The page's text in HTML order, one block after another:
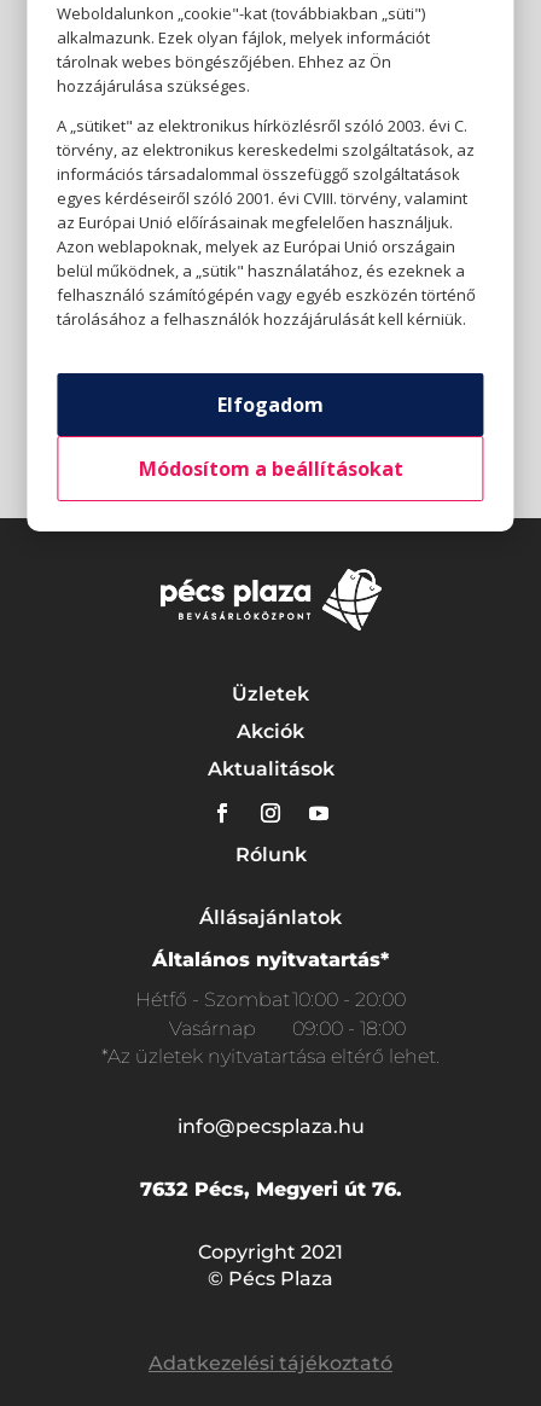
Üzletek
Akciók
Aktualitások
Rólunk
Állásajánlatok
Általános nyitvatartás*
Hétfő - Szombat10:00 - 20:00
Vasárnap
09:00 - 18:00
*Az üzletek nyitvatartása eltérő lehet.
info@pecsplaza.hu
7632 Pécs, Megyeri út 76.
Copyright 2021
© Pécs Plaza
Adatkezelési tájékoztató
Weboldalunkon „cookie"-kat (továbbiakban „süti")
alkalmazunk. Ezek olyan fájlok, melyek információt
tárolnak webes böngészőjében. Ehhez az Ön
hozzájárulása szükséges.
A „sütiket" az elektronikus hírközlésről szóló 2003. évi C.
törvény, az elektronikus kereskedelmi szolgáltatások, az
információs társadalommal összefüggő szolgáltatások
egyes kérdéseiről szóló 2001. évi CVIII. törvény, valamint
az Európai Unió előírásainak megfelelően használjuk.
Azon weblapoknak, melyek az Európai Unió országain
belül működnek, a „sütik" használatához, és ezeknek a
felhasználó számítógépén vagy egyéb eszközén történő
tárolásához a felhasználók hozzájárulását kell kérniük.
Elfogadom
Módosítom a beállításokat